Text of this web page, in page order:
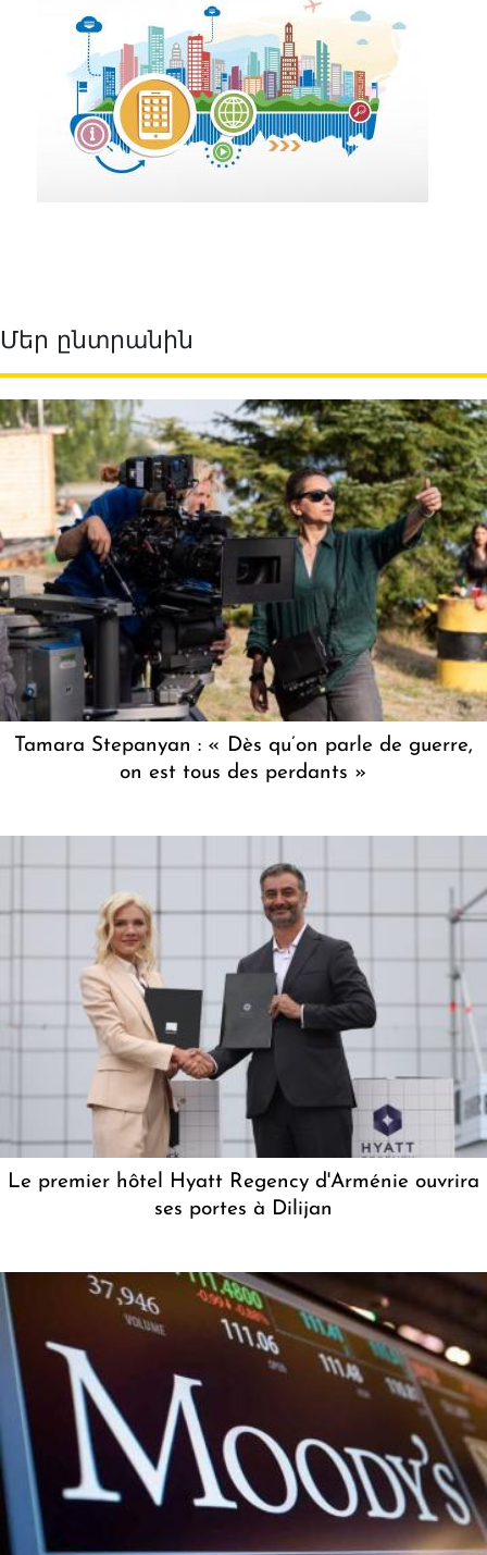
Մեր ընտրանին
Tamara Stepanyan : « Dès qu’on parle de guerre,
on est tous des perdants »
Le premier hôtel Hyatt Regency d'Arménie ouvrira
ses portes à Dilijan